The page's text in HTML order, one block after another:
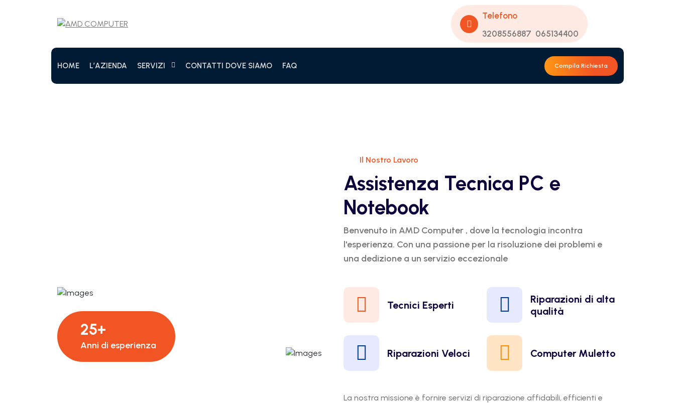
Telefono
3208556887 065134400
HOME L’AZIENDA SERVIZI CONTATTI DOVE SIAMO FAQ Compila Richiesta
25+
Anni di esperienza
Il Nostro Lavoro
Assistenza Tecnica PC e
Notebook
Benvenuto in AMD Computer , dove la tecnologia incontra
l'esperienza. Con una passione per la risoluzione dei problemi e
una dedizione a un servizio eccezionale
Tecnici Esperti
Riparazioni di alta
qualità
Riparazioni Veloci Computer Muletto
La nostra missione è fornire servizi di riparazione affidabili, efficienti e